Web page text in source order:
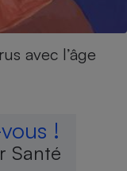
avec l’âge
!
Santé